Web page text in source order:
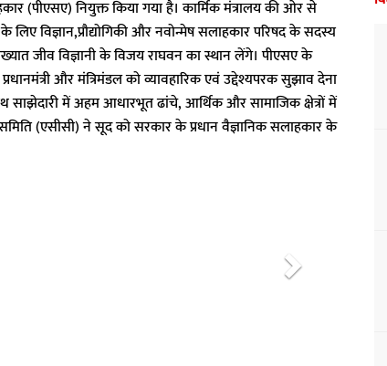
(पीएसए) नियुक्त किया गया है। कार्मिक मंत्रालय की ओर से
विज्ञान,प्रौद्योगिकी और नवोन्मेष सलाहकार परिषद के सदस्य
जीव विज्ञानी के विजय राघवन का स्थान लेंगे। पीएसए के
और मंत्रिमंडल को व्यावहारिक एवं उद्देश्यपरक सुझाव देना
साझेदारी में अहम आधारभूत ढांचे, आर्थिक और सामाजिक क्षेत्रों में
समिति (एसीसी) ने सूद को सरकार के प्रधान वैज्ञानिक सलाहकार के
N